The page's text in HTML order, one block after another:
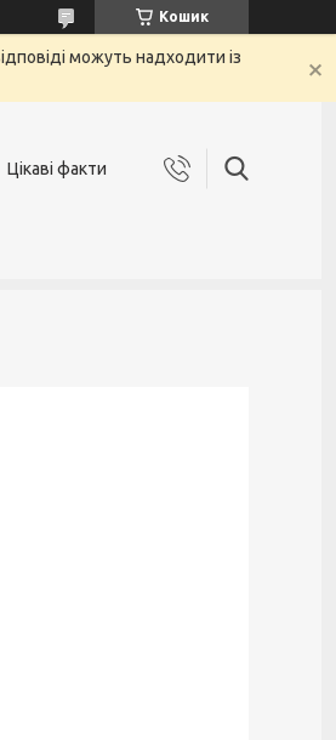
Кошик
можуть надходити із
Цікаві факти